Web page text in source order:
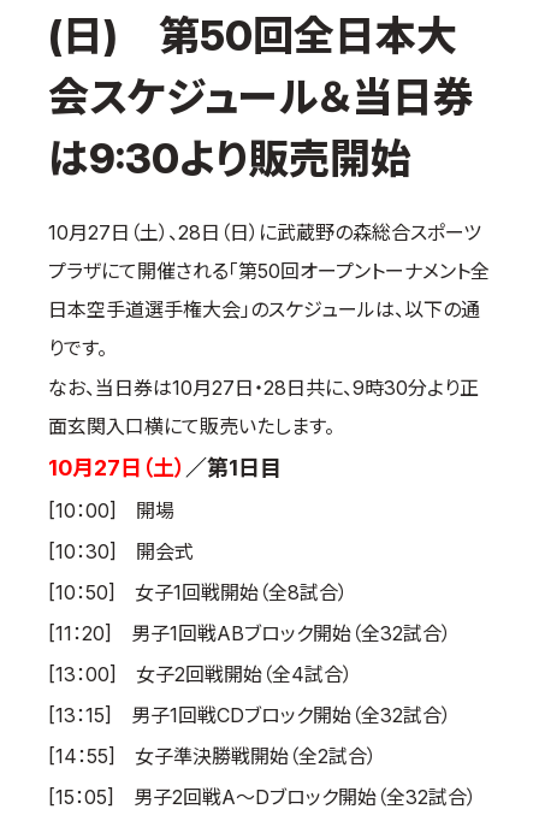
極真の歴史
極真会館のご案内
極真会館の概要
役員紹介
各委員会紹介
国際空手道連盟について
お知らせ
本部からのお知らせ
公式大会
公式記録
試合規則
一般の部・壮年部の方
取材のお申し込み
よくある質問
(日) 第50回全日本大
会スケジュール＆当日券
は9:30より販売開始
10月27日（土）、28日（日）に武蔵野の森総合スポーツ
プラザにて開催される「第50回オープントーナメント全
日本空手道選手権大会」のスケジュールは、以下の通
りです。
なお、当日券は10月27日・28日共に、9時30分より正
面玄関入口横にて販売いたします。
10月27日（土） ／第1日目
[10：00] 開場
[10：30] 開会式
[10：50] 女子1回戦開始（全8試合）
[11：20] 男子1回戦ABブロック開始（全32試合）
[13：00] 女子2回戦開始（全4試合）
[13：15] 男子1回戦CDブロック開始（全32試合）
[14：55] 女子準決勝戦開始（全2試合）
[15：05] 男子2回戦A～Dブロック開始（全32試合）